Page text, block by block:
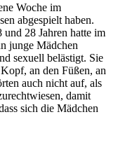
Woche im
abgespielt haben.
28 Jahren hatte im
junge Mädchen
sexuell belästigt. Sie
an den Füßen, an
auch nicht auf, als
damit
sich die Mädchen